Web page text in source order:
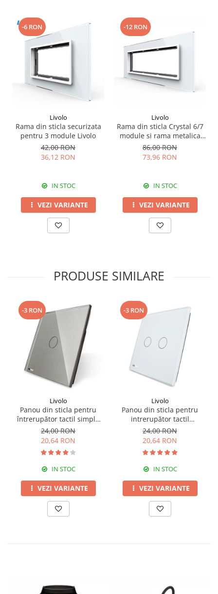
-6 RON
Livolo
Rama din sticla securizata
pentru 3 module Livolo
42,00 RON
36,12 RON
IN STOC
VEZI VARIANTE
-12 RON
Livolo
Rama din sticla Crystal 6/7
module si rama metalica
Livolo, standard Italian
86,00 RON
73,96 RON
IN STOC
VEZI VARIANTE
PRODUSE SIMILARE
-3 RON
Livolo
Panou din sticla pentru
întrerupător tactil simplu
Livolo
24,00 RON
20,64 RON
IN STOC
VEZI VARIANTE
-3 RON
Livolo
Panou din sticla pentru
intrerupător tactil
dublu,Livolo
24,00 RON
20,64 RON
IN STOC
VEZI VARIANTE